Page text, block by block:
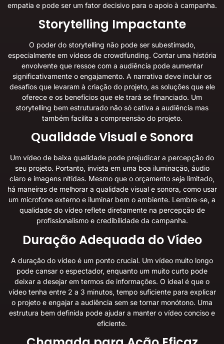
empatia e pode ser um fator decisivo para o apoio à campanha.
Storytelling Impactante
O poder do storytelling não pode ser subestimado,
especialmente em vídeos de crowdfunding. Contar uma história
envolvente que ressoe com a audiência pode aumentar
significativamente o engajamento. A narrativa deve incluir os
desafios que levaram à criação do projeto, as soluções que ele
oferece e os benefícios que ele trará se financiado. Um
storytelling bem estruturado não só cativa a audiência mas
também facilita a compreensão do projeto.
Qualidade Visual e Sonora
Um vídeo de baixa qualidade pode prejudicar a percepção do
seu projeto. Portanto, invista em uma boa iluminação, áudio
claro e imagens nítidas. Mesmo que o orçamento seja limitado,
há maneiras de melhorar a qualidade visual e sonora, como usar
um microfone externo e iluminar bem o ambiente. Lembre-se, a
qualidade do vídeo reflete diretamente na percepção de
profissionalismo e credibilidade da campanha.
Duração Adequada do Vídeo
A duração do vídeo é um ponto crucial. Um vídeo muito longo
pode cansar o espectador, enquanto um muito curto pode
deixar a desejar em termos de informações. O ideal é que o
vídeo tenha entre 2 a 3 minutos, tempo suficiente para explicar
o projeto e engajar a audiência sem se tornar monótono. Uma
estrutura bem definida pode ajudar a manter o vídeo conciso e
eficiente.